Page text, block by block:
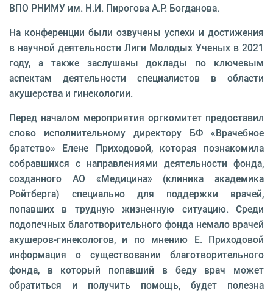
ВПО РНИМУ им. Н.И. Пирогова А.Р. Богданова.
На конференции были озвучены успехи и достижения
в научной деятельности Лиги Молодых Ученых в 2021
году, а также заслушаны доклады по ключевым
аспектам деятельности специалистов в области
акушерства и гинекологии.
Перед началом мероприятия оргкомитет предоставил
слово исполнительному директору БФ «Врачебное
братство» Елене Приходовой, которая познакомила
собравшихся с направлениями деятельности фонда,
созданного АО «Медицина» (клиника академика
Ройтберга) специально для поддержки врачей,
попавших в трудную жизненную ситуацию. Среди
подопечных благотворительного фонда немало врачей
акушеров-гинекологов, и по мнению Е. Приходовой
информация о существовании благотворительного
фонда, в который попавший в беду врач может
обратиться и получить помощь, будет полезна